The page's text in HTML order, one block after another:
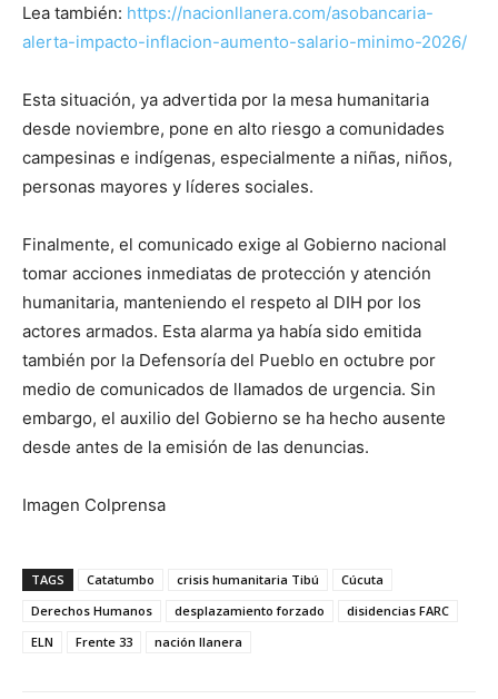
Lea también: https://nacionllanera.com/asobancaria-
alerta-impacto-inflacion-aumento-salario-minimo-2026/
Esta situación, ya advertida por la mesa humanitaria
desde noviembre, pone en alto riesgo a comunidades
campesinas e indígenas, especialmente a niñas, niños,
personas mayores y líderes sociales.
Finalmente, el comunicado exige al Gobierno nacional
tomar acciones inmediatas de protección y atención
humanitaria, manteniendo el respeto al DIH por los
actores armados. Esta alarma ya había sido emitida
también por la Defensoría del Pueblo en octubre por
medio de comunicados de llamados de urgencia. Sin
embargo, el auxilio del Gobierno se ha hecho ausente
desde antes de la emisión de las denuncias.
Imagen Colprensa
TAGS Catatumbo crisis humanitaria Tibú
Cúcuta
Derechos Humanos
desplazamiento forzado
disidencias FARC
ELN
Frente 33 nación llanera